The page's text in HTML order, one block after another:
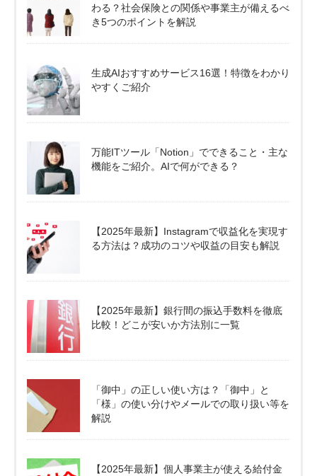
わる？社会保険との関係や事業主が備えるべ
き5つのポイントを解説
生成AIおすすめサービス16選！特徴をわかり
やすくご紹介
万能ITツール「Notion」でできること・主な
機能をご紹介。AIで何ができる？
【2025年最新】Instagramで収益化を実現す
る方法は？成功のコツや収益の目安も解説
【2025年最新】銀行間の振込手数料を徹底
比較！どこが安いか方法別に一覧
「御中」の正しい使い方は？「御中」と
「様」の使い分けやメールでの取り扱い等を
解説
【2025年最新】個人事業主が使える給付金